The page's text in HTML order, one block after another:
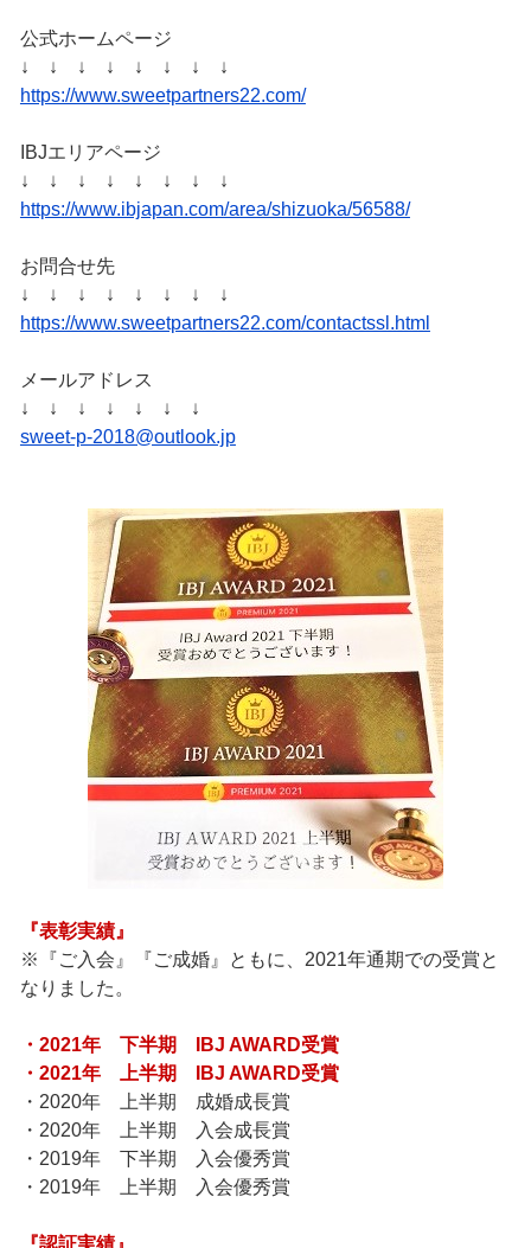
公式ホームページ
↓ ↓ ↓ ↓ ↓ ↓ ↓ ↓
https://www.sweetpartners22.com/
IBJエリアページ
↓ ↓ ↓ ↓ ↓ ↓ ↓ ↓
https://www.ibjapan.com/area/shizuoka/56588/
お問合せ先
↓ ↓ ↓ ↓ ↓ ↓ ↓ ↓
https://www.sweetpartners22.com/contactssl.html
メールアドレス
↓ ↓ ↓ ↓ ↓ ↓ ↓
sweet-p-2018@outlook.jp
『表彰実績』
※『ご入会』『ご成婚』ともに、2021年通期での受賞と
なりました。
・2021年 下半期 IBJ AWARD受賞
・2021年 上半期 IBJ AWARD受賞
・2020年 上半期 成婚成長賞
・2020年 上半期 入会成長賞
・2019年 下半期 入会優秀賞
・2019年 上半期 入会優秀賞
『認証実績』